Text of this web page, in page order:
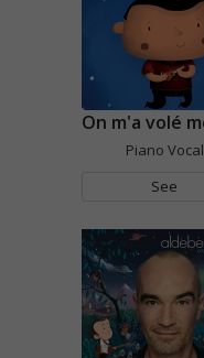
Piano Vocal
See